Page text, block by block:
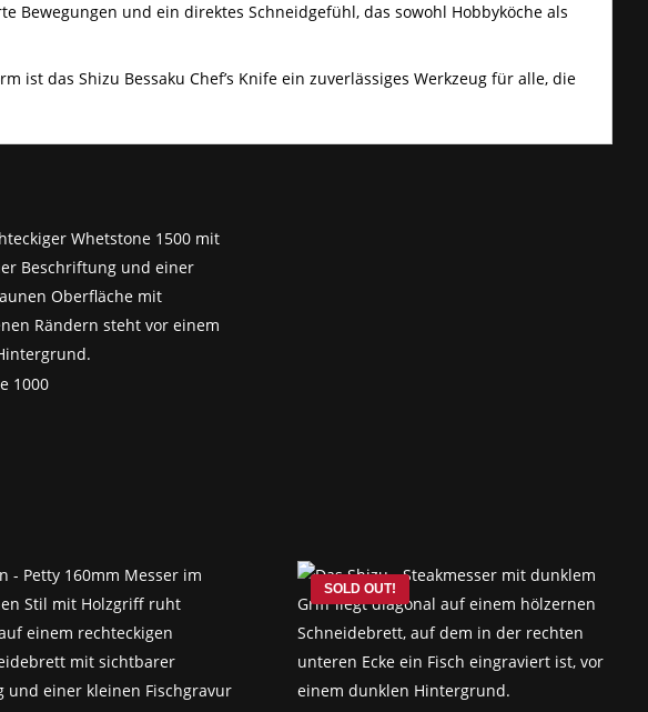
Bewegungen und ein direktes Schneidgefühl, das sowohl Hobbyköche als
das Shizu Bessaku Chef’s Knife ein zuverlässiges Werkzeug für alle, die
1000